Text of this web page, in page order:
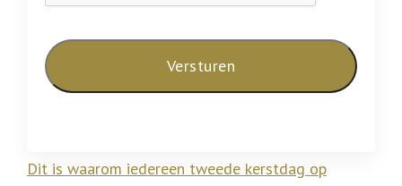
Dit is waarom iedereen tweede kerstdag op